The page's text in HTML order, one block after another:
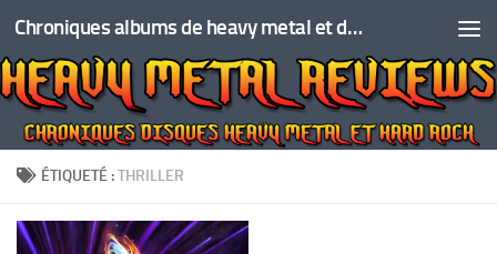
Skip to content Chroniques albums de heavy metal et de hard rock
ÉTIQUETÉ :THRILLER